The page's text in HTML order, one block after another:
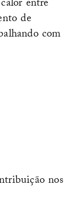
entre
de
com
nos